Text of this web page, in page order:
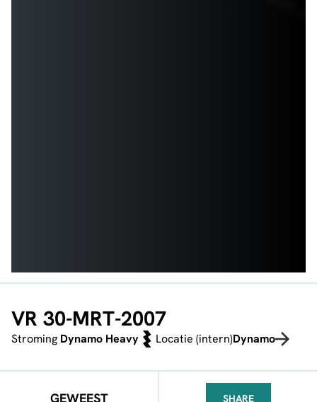
VR 30-MRT-2007
Stroming Dynamo Heavy Locatie (intern)Dynamo
GEWEEST SHARE